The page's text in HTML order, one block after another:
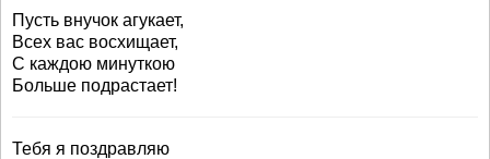
Пусть внучок агукает,
Всех вас восхищает,
С каждою минуткою
Больше подрастает!
Тебя я поздравляю